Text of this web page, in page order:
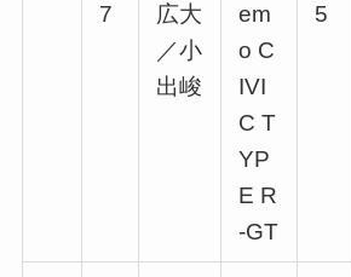
7
広大
／小
出峻
em
o C
IVI
C T
YP
E R
-GT
5